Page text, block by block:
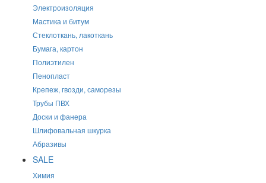
Электроизоляция
Мастика и битум
Стеклоткань, лакоткань
Бумага, картон
Полиэтилен
Пенопласт
Крепеж, гвозди, саморезы
Трубы ПВХ
Доски и фанера
Шлифовальная шкурка
Абразивы
SALE
Химия